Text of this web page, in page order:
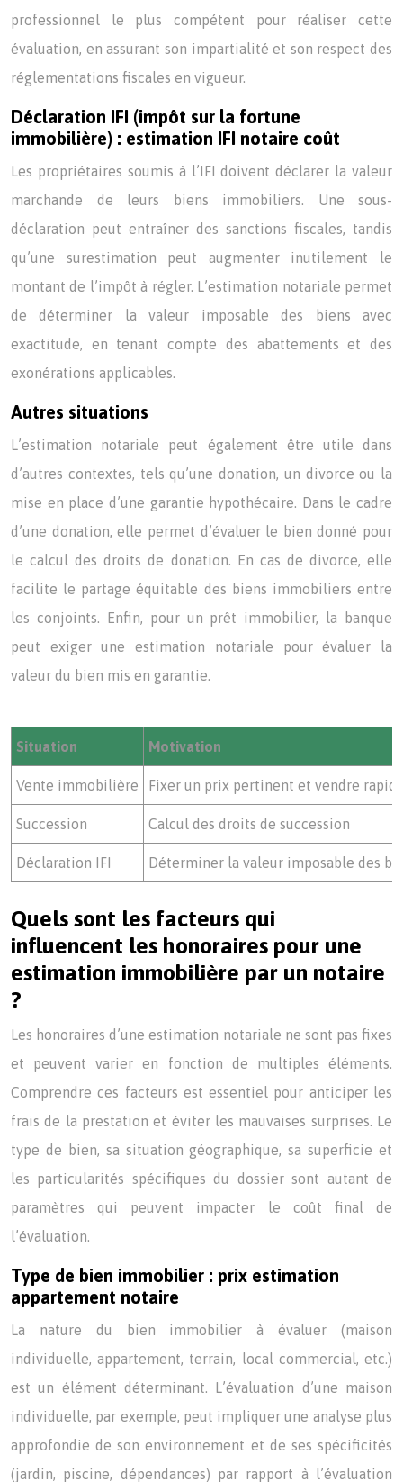
professionnel le plus compétent pour réaliser cette
évaluation, en assurant son impartialité et son respect des
réglementations fiscales en vigueur.
Déclaration IFI (impôt sur la fortune
immobilière) : estimation IFI notaire coût
Les propriétaires soumis à l’IFI doivent déclarer la valeur
marchande de leurs biens immobiliers. Une sous-
déclaration peut entraîner des sanctions fiscales, tandis
qu’une surestimation peut augmenter inutilement le
montant de l’impôt à régler. L’estimation notariale permet
de déterminer la valeur imposable des biens avec
exactitude, en tenant compte des abattements et des
exonérations applicables.
Autres situations
L’estimation notariale peut également être utile dans
d’autres contextes, tels qu’une donation, un divorce ou la
mise en place d’une garantie hypothécaire. Dans le cadre
d’une donation, elle permet d’évaluer le bien donné pour
le calcul des droits de donation. En cas de divorce, elle
facilite le partage équitable des biens immobiliers entre
les conjoints. Enfin, pour un prêt immobilier, la banque
peut exiger une estimation notariale pour évaluer la
valeur du bien mis en garantie.
Situation Motivation
Vente immobilière Fixer un prix pertinent et vendre
Succession Calcul des droits de succession
Déclaration IFI Déterminer la valeur imposable des
Quels sont les facteurs qui
influencent les honoraires pour une
estimation immobilière par un notaire
?
Les honoraires d’une estimation notariale ne sont pas fixes
et peuvent varier en fonction de multiples éléments.
Comprendre ces facteurs est essentiel pour anticiper les
frais de la prestation et éviter les mauvaises surprises. Le
type de bien, sa situation géographique, sa superficie et
les particularités spécifiques du dossier sont autant de
paramètres qui peuvent impacter le coût final de
l’évaluation.
Type de bien immobilier : prix estimation
appartement notaire
La nature du bien immobilier à évaluer (maison
individuelle, appartement, terrain, local commercial, etc.)
est un élément déterminant. L’évaluation d’une maison
individuelle, par exemple, peut impliquer une analyse plus
approfondie de son environnement et de ses spécificités
(jardin, piscine, dépendances) par rapport à l’évaluation